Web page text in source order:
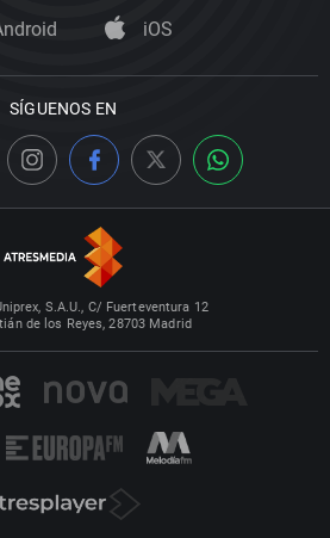
iOS
SÍGUENOS EN
S.A.U., C/ Fuerteventura 12
de los Reyes, 28703 Madrid